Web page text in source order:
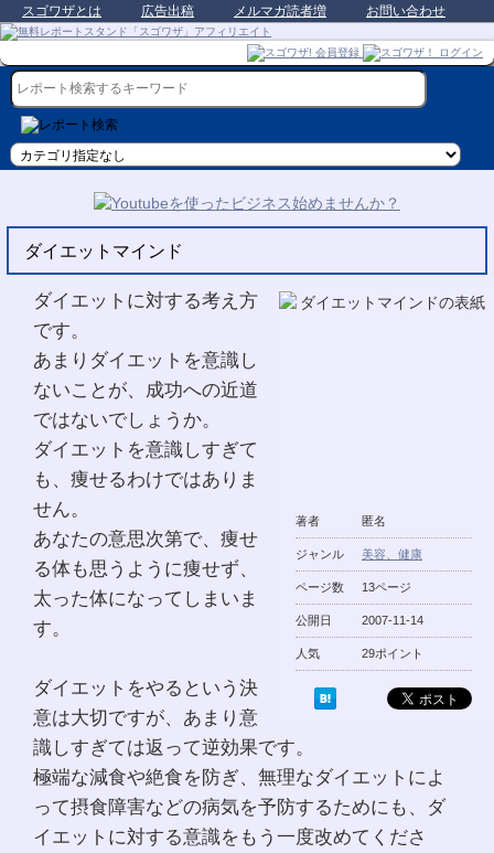
スゴワザとは 広告出稿 メルマガ読者増 お問い合わせ
ダイエットマインド
著者 匿名
ジャンル 美容、健康
ページ数 13ページ
公開日 2007-11-14
人気 29ポイント
ダイエットに対する考え方
です。
あまりダイエットを意識し
ないことが、成功への近道
ではないでしょうか。
ダイエットを意識しすぎて
も、痩せるわけではありま
せん。
あなたの意思次第で、痩せ
る体も思うように痩せず、
太った体になってしまいま
す。
ダイエットをやるという決
意は大切ですが、あまり意
識しすぎては返って逆効果です。
極端な減食や絶食を防ぎ、無理なダイエットによ
って摂食障害などの病気を予防するためにも、ダ
イエットに対する意識をもう一度改めてくださ